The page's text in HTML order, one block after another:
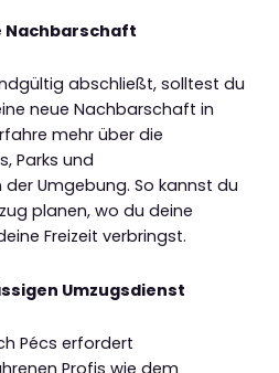
Nachbarschaft
abschließt, solltest du
neue Nachbarschaft in
mehr über die
Parks und
Umgebung. So kannst du
planen, wo du deine
Freizeit verbringst.
Umzugsdienst
Pécs erfordert